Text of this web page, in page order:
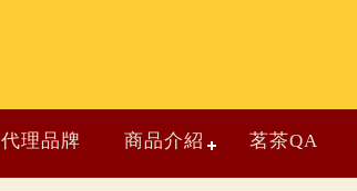
代理品牌 商品介紹 茗茶QA